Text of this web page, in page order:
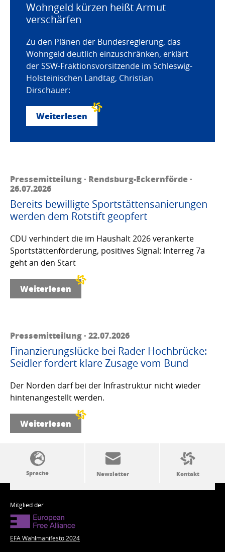
Wohngeld kürzen heißt Armut
verschärfen
Zu den Plänen der Bundesregierung, das
Wohngeld deutlich einzuschränken, erklärt
der SSW-Fraktionsvorsitzende im Schleswig-
Holsteinischen Landtag, Christian
Dirschauer:
Weiterlesen
Pressemitteilung · Rendsburg-Eckernförde ·
26.07.2026
Bereits bewilligte Sportstättensanierungen
werden dem Rotstift geopfert
CDU verhindert die im Haushalt 2026 verankerte
Sportstättenförderung, positives Signal: Interreg 7a
geht an den Start
Weiterlesen
Pressemitteilung · 22.07.2026
Finanzierungslücke bei Rader Hochbrücke:
Seidler fordert klare Zusage vom Bund
Der Norden darf bei der Infrastruktur nicht wieder
hintenangestellt werden.
Weiterlesen
SSW-Politik von A bis Z
Mitglied der
EFA Wahlmanifesto 2024